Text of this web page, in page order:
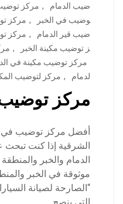
ضيب الدمام
, مركز
وضيب في الخبر
, مركز
ضيب قير الدمام
, مركز
ز توضيب مكينة الخبر
,
مركز توضيب مكينة في
لدمام
, مركز لتوضيب
مركز توضيب
أفضل مركز توضيب في
الشرقية إذا كنت
الدمام والخبر
موثوقة في الخبر
“الصارحة لصيانة